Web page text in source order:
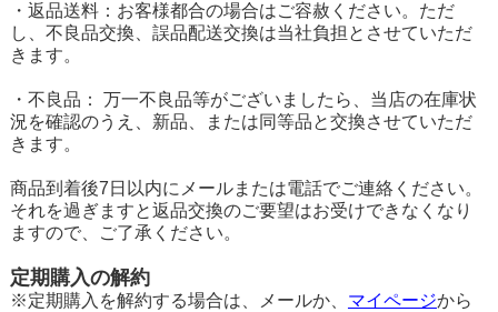
・返品送料：お客様都合の場合はご容赦ください。ただ
し、不良品交換、誤品配送交換は当社負担とさせていただ
きます。
・不良品： 万一不良品等がございましたら、当店の在庫状
況を確認のうえ、新品、または同等品と交換させていただ
きます。
商品到着後7日以内にメールまたは電話でご連絡ください。
それを過ぎますと返品交換のご要望はお受けできなくなり
ますので、ご了承ください。
定期購入の解約
※定期購入を解約する場合は、メールか、 マイページから